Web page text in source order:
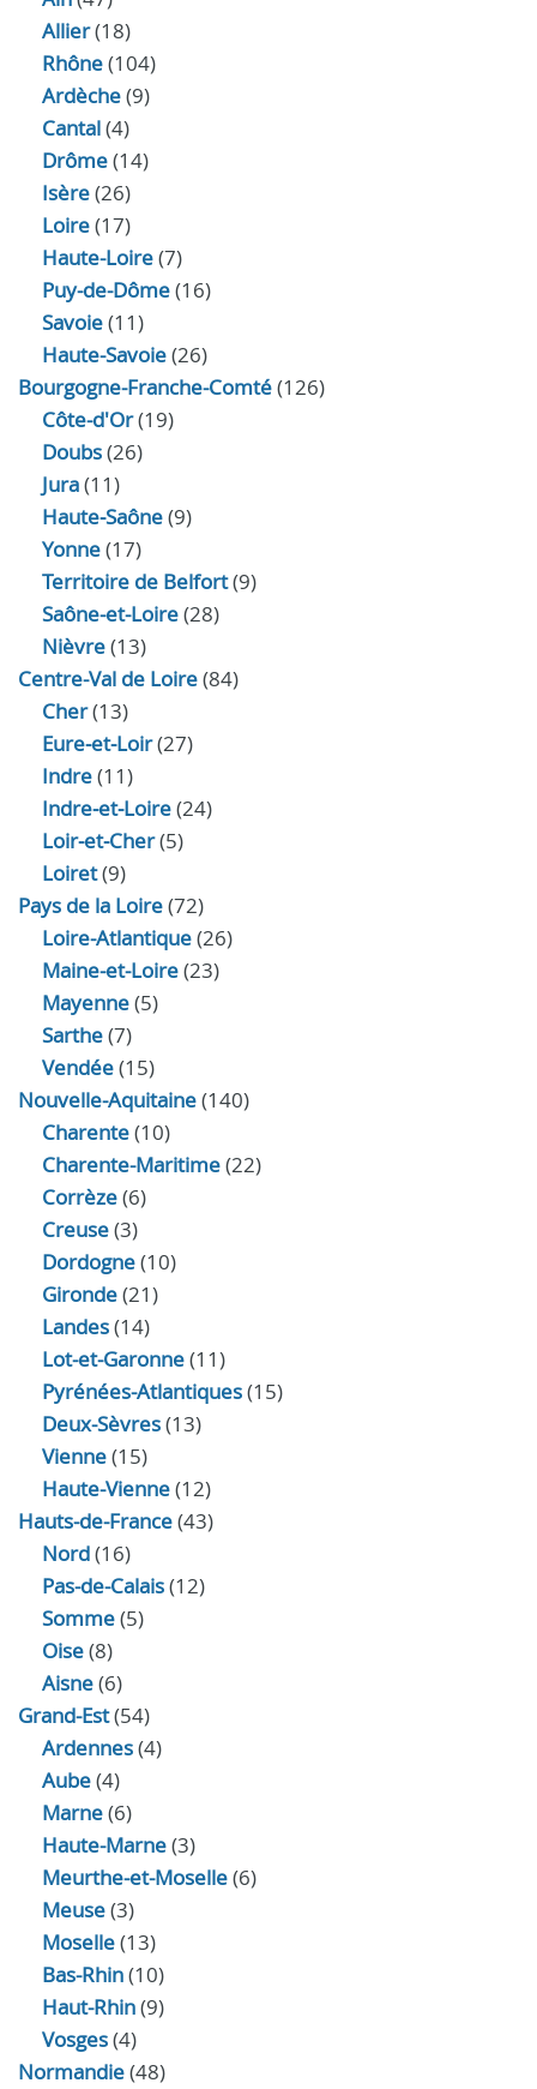
Allier(18)
Rhône(104)
Ardèche(9)
Cantal(4)
Drôme(14)
Isère(26)
Loire(17)
Haute-Loire(7)
Puy-de-Dôme(16)
Savoie(11)
Haute-Savoie(26)
Bourgogne-Franche-Comté(126)
Côte-d'Or(19)
Doubs(26)
Jura(11)
Haute‑Saône(9)
Yonne(17)
Territoire de Belfort(9)
Saône-et-Loire(28)
Nièvre(13)
Centre-Val de Loire(84)
Cher(13)
Eure‑et‑Loir(27)
Indre(11)
Indre‑et‑Loire(24)
Loir‑et‑Cher(5)
Loiret(9)
Pays de la Loire(72)
Loire-Atlantique(26)
Maine-et-Loire(23)
Mayenne(5)
Sarthe(7)
Vendée(15)
Nouvelle-Aquitaine(140)
Charente(10)
Charente-Maritime(22)
Corrèze(6)
Creuse(3)
Dordogne(10)
Gironde(21)
Landes(14)
Lot-et-Garonne(11)
Pyrénées-Atlantiques(15)
Deux-Sèvres(13)
Vienne(15)
Haute-Vienne(12)
Hauts-de-France(43)
Nord(16)
Pas-de-Calais(12)
Somme(5)
Oise(8)
Aisne(6)
Grand-Est(54)
Ardennes(4)
Aube(4)
Marne(6)
Haute-Marne(3)
Meurthe-et-Moselle(6)
Meuse(3)
Moselle(13)
Bas-Rhin(10)
Haut-Rhin(9)
Vosges(4)
Normandie(48)